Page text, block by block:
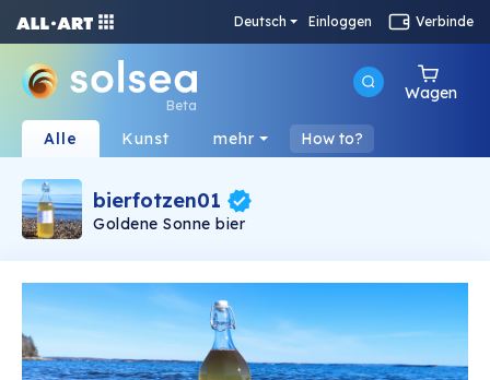
Deutsch Einloggen Verbinde
Beta
Wagen
Alle Kunst mehr How to?
bierfotzen01
Goldene Sonne bier